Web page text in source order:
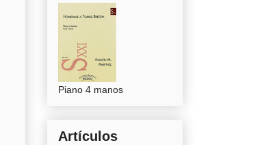
Piano 4 manos
Artículos